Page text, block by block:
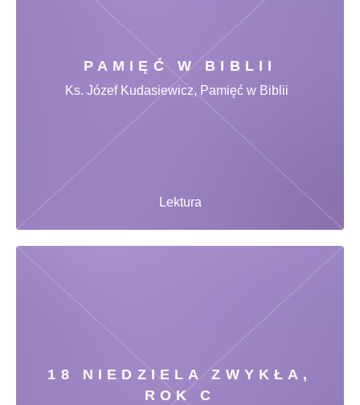
PAMIĘĆ W BIBLII
Lektura
Ks. Józef Kudasiewicz, Pamięć w Biblii
18 NIEDZIELA ZWYKŁA,
ROK C